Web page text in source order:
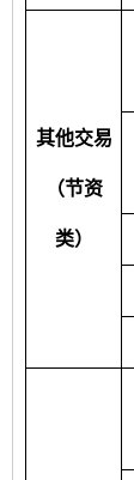
其他交易
（节资
类）